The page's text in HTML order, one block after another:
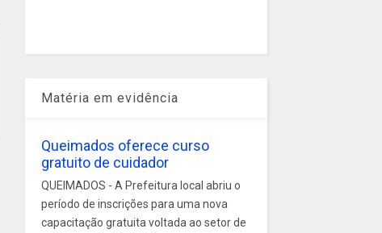
Matéria em evidência
Queimados oferece curso
gratuito de cuidador
QUEIMADOS - A Prefeitura local abriu o
período de inscrições para uma nova
capacitação gratuita voltada ao setor de